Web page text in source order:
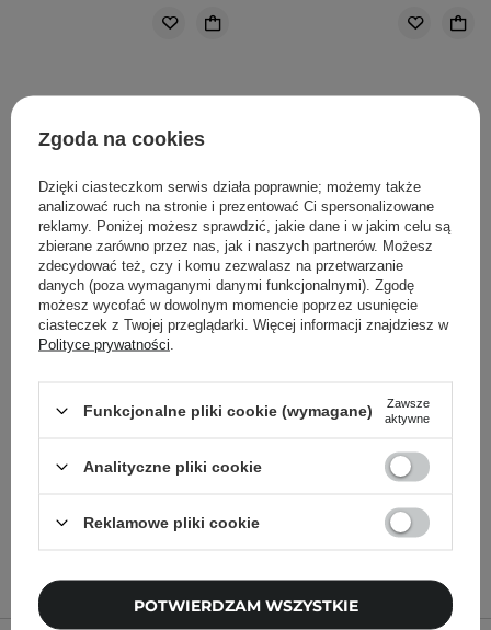
Makijaż - 30ml
39,00 zł
Baza pod Makijaż - 30ml
59,00 zł
Zgoda na cookies
Dzięki ciasteczkom serwis działa poprawnie; możemy także
analizować ruch na stronie i prezentować Ci spersonalizowane
reklamy. Poniżej możesz sprawdzić, jakie dane i w jakim celu są
zbierane zarówno przez nas, jak i naszych partnerów. Możesz
zdecydować też, czy i komu zezwalasz na przetwarzanie
danych (poza wymaganymi danymi funkcjonalnymi). Zgodę
możesz wycofać w dowolnym momencie poprzez usunięcie
ciasteczek z Twojej przeglądarki. Więcej informacji znajdziesz w
Polityce prywatności
Funkcjonalne pliki cookie (wymagane)
Zawsze
aktywne
Analityczne pliki cookie
Reklamowe pliki cookie
POTWIERDZAM WSZYSTKIE